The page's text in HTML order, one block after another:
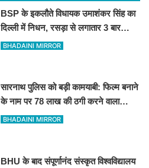
BSP के इकलौते विधायक उमाशंकर सिंह का
दिल्ली में निधन, रसड़ा से लगातार 3 बार
जीतकर रचा था इतिहास
BHADAINI MIRROR
सारनाथ पुलिस को बड़ी कामयाबी: फिल्म बनाने
के नाम पर 78 लाख की ठगी करने वाला
शातिर मुंबई से गिरफ्तार
BHADAINI MIRROR
BHU के बाद संपूर्णानंद संस्कृत विश्वविद्यालय